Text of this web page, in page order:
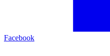
Facebook